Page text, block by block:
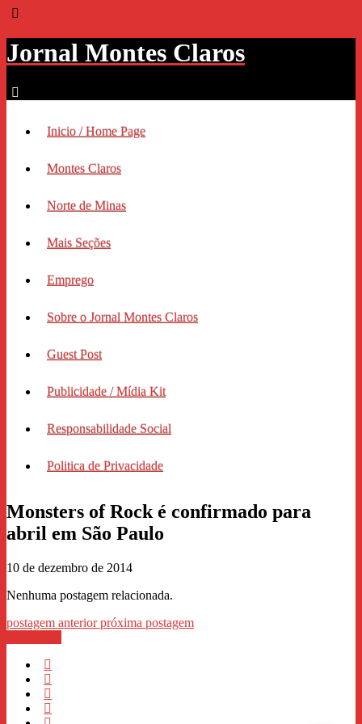
Jornal Montes Claros
Inicio / Home Page
Montes Claros
Norte de Minas
Mais Seções
Emprego
Sobre o Jornal Montes Claros
Guest Post
Publicidade / Mídia Kit
Responsabilidade Social
Politica de Privacidade
Monsters of Rock é confirmado para
abril em São Paulo
10 de dezembro de 2014
Nenhuma postagem relacionada.
postagem anteriorpróxima postagem